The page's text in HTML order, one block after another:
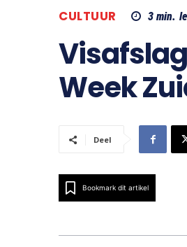
CULTUUR 3min.
Week
Deel
Bookmark dit artikel